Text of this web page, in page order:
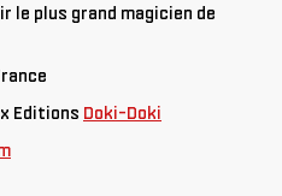
le plus grand magicien de
Editions Doki-Doki